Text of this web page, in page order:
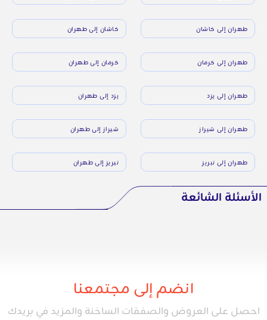
طهران إلى كاشان كاشان إلى طهران
طهران إلى كرمان كرمان إلى طهران
طهران إلى يزد يزد إلى طهران
طهران إلى شيراز شيراز إلى طهران
طهران إلى تبريز تبريز إلى طهران
الأسئلة الشائعة
انضم إلى مجتمعنا
احصل على العروض والصفقات الساخنة والمزيد في بريدك